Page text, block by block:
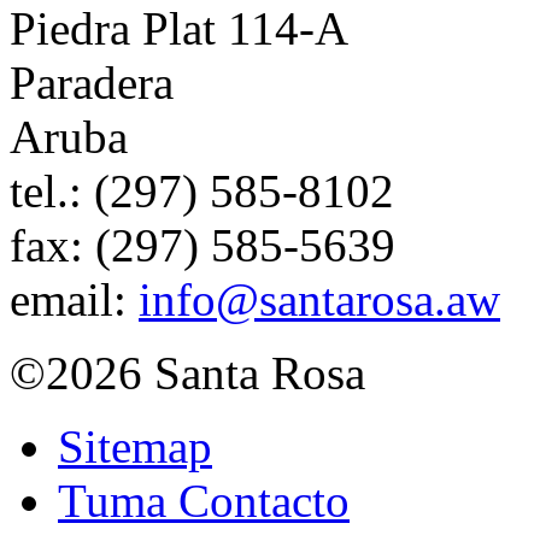
Piedra Plat 114-A
Paradera
Aruba
tel.: (297) 585-8102
fax: (297) 585-5639
email: info@santarosa.aw
©2026 Santa Rosa
Sitemap
Tuma Contacto